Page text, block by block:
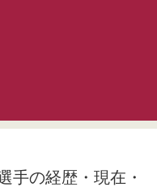
手の経歴・現在・